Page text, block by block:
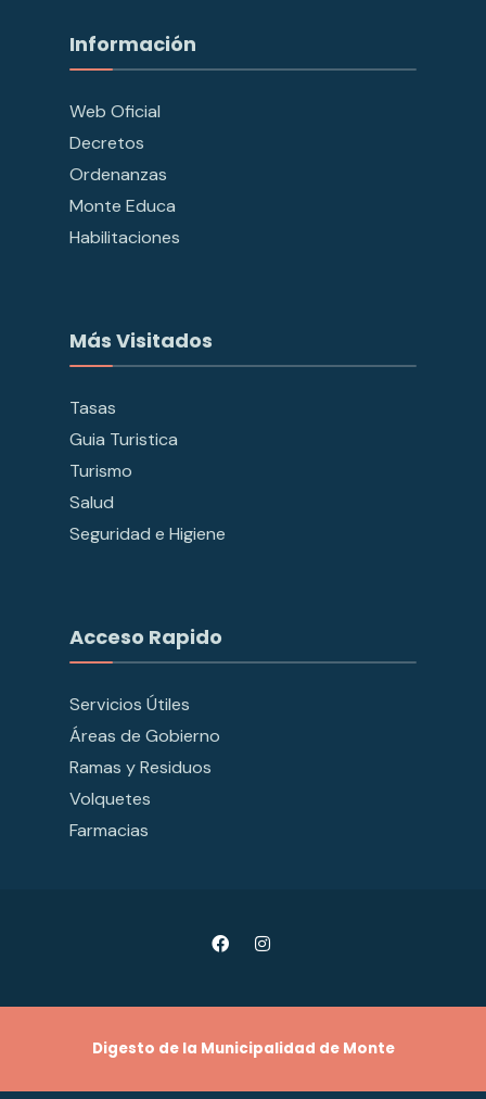
Información
Web Oficial
Decretos
Ordenanzas
Monte Educa
Habilitaciones
Más Visitados
Tasas
Guia Turistica
Turismo
Salud
Seguridad e Higiene
Acceso Rapido
Servicios Útiles
Áreas de Gobierno
Ramas y Residuos
Volquetes
Farmacias
Digesto de la Municipalidad de Monte